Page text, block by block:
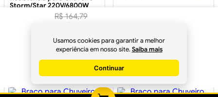
Usamos cookies para garantir a melhor
experiência em nosso site. Saiba mais
Continuar
R$ 164,79
noPix
Comprar
Storm/Star 220V/6800W
R$ 122,23
R$ 30,55sem
Em até2xR$ 42,55
juros